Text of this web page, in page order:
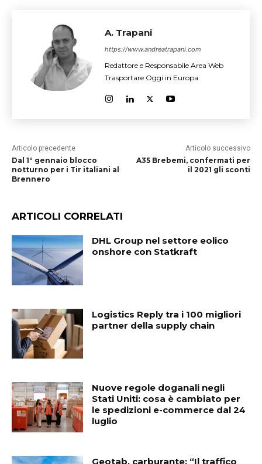
A. Trapani
https://www.andreatrapani.com
Redattore e Responsabile Area Web
Trasportare Oggi in Europa
Articolo precedente
Dal 1° gennaio blocco
notturno per i Tir italiani al
Brennero
Articolo successivo
A35 Brebemi, confermati per
il 2021 gli sconti
ARTICOLI CORRELATI
DHL Group nel settore eolico
onshore con Statkraft
Logistics Reply tra i 100 migliori
partner della supply chain
Nuove regole doganali negli
Stati Uniti: cosa è cambiato per
le spedizioni e-commerce dal 24
luglio
Geotab, carburante: “Il traffico